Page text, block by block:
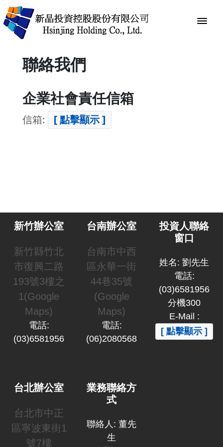
聯絡我們
企業社會責任信箱
信箱: [ 點擊顯示 ]
新竹辦公室
新竹縣竹北
市復興二路
193號3樓之
1(Google
Maps)
電話:
(03)6581956
台北辦公室
台北市中正
區寧波東街1
號7樓
台南辦公室
台南市中西
區永華一街
44巷35號
(Google
Maps)
電話:
(06)2080568
業務聯絡方
式
聯絡人: 董先
生
投資人聯絡
窗口
姓名: 劉先生
電話:
(03)6581956
分機300
E-Mail :
[ 點擊顯示 ]